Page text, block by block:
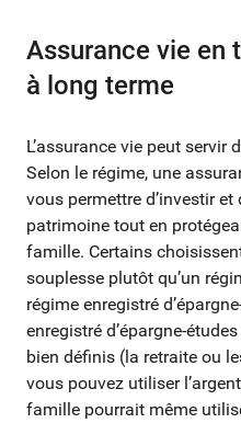
Assurance vie en
à long terme
L’assurance vie peut servir
Selon le régime, une
vous permettre d’investir
patrimoine tout en
famille. Certains
souplesse plutôt qu’un
régime enregistré
enregistré d’épargne-
bien définis (la retraite ou
vous pouvez utiliser
famille pourrait même